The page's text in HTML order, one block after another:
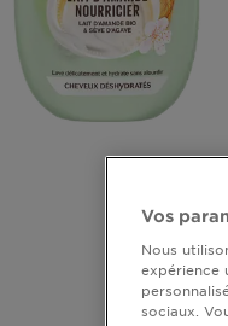
Vos
Nous
expérience
sociaux.